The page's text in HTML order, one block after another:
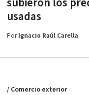
subieron los
usadas
PorIgnacio Raúl Carella
/ Comercio exterior